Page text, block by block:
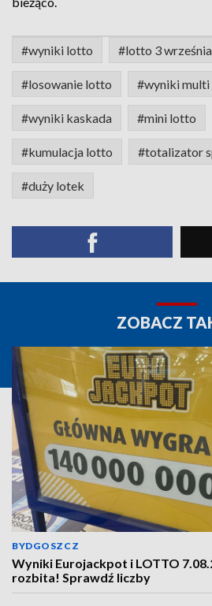
#wyniki lotto #lotto 3 września
#losowanie lotto #wyniki
#wyniki kaskada #mini lotto
#kumulacja lotto #totalizator
#duży lotek
ZOBACZ
BYDGOSZCZ
Wyniki Eurojackpot i LOTTO
rozbita! Sprawdź liczby